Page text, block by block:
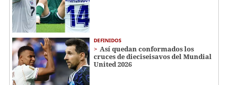
DEFINIDOS
Así quedan conformados los
cruces de dieciseisavos del Mundial
United 2026